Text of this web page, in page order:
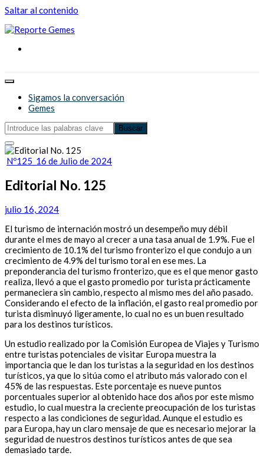
Saltar al contenido
Reporte Gemes
Sigamos la conversación
Gemes
Nº125_16 de Julio de 2024
Editorial No. 125
julio 16, 2024
El turismo de internación mostró un desempeño muy débil
durante el mes de mayo al crecer a una tasa anual de 1.9%. Fue el
crecimiento de 10.1% del turismo fronterizo el que condujo a un
crecimiento de 4.9% del turismo toral en ese mes. La
preponderancia del turismo fronterizo, que es el que menor gasto
realiza, llevó a que el gasto promedio por turista prácticamente
permaneciera sin cambio, respecto al mismo mes del año pasado.
Considerando el efecto de la inflación, el gasto real promedio por
turista disminuyó ligeramente, lo cual no es un buen resultado
para los destinos turísticos.
Un estudio realizado por la Comisión Europea de Viajes y Turismo
entre turistas potenciales de visitar Europa muestra la
importancia que le dan los turistas a la seguridad en los destinos
turísticos, ya que lo sitúa como el atributo más valorado con el
45% de las respuestas. Este porcentaje es nueve puntos
porcentuales superior al obtenido hace dos años por este mismo
estudio, lo cual muestra la creciente preocupación de los turistas
respecto a las condiciones de seguridad. Aunque el estudio es
para Europa, hay un claro mensaje de que es necesario mejorar la
seguridad de nuestros destinos turísticos antes de que sea
demasiado tarde.